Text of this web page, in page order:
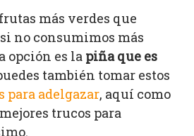
más verdes que
no consumimos más
opción es la piña que es
también tomar estos
para adelgazar, aquí como
trucos para